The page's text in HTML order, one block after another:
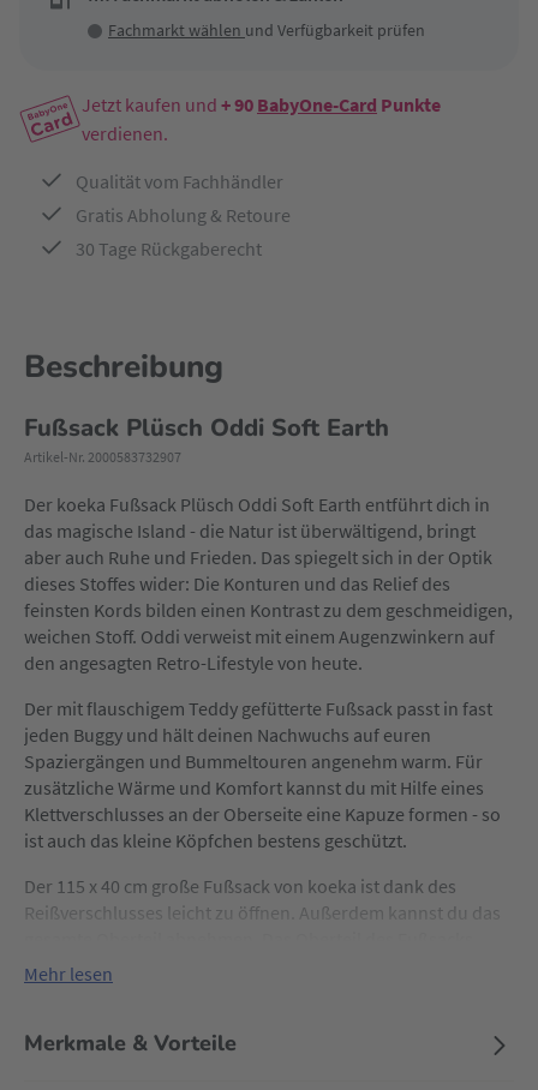
Fachmarkt wählen und Verfügbarkeit prüfen
Jetzt kaufen und + 90 BabyOne-Card Punkte
verdienen.
Qualität vom Fachhändler
Gratis Abholung & Retoure
30 Tage Rückgaberecht
Beschreibung
Fußsack Plüsch Oddi Soft Earth
Artikel-Nr. 2000583732907
Der koeka Fußsack Plüsch Oddi Soft Earth entführt dich in
das magische Island - die Natur ist überwältigend, bringt
aber auch Ruhe und Frieden. Das spiegelt sich in der Optik
dieses Stoffes wider: Die Konturen und das Relief des
feinsten Kords bilden einen Kontrast zu dem geschmeidigen,
weichen Stoff. Oddi verweist mit einem Augenzwinkern auf
den angesagten Retro-Lifestyle von heute.
Der mit flauschigem Teddy gefütterte Fußsack passt in fast
jeden Buggy und hält deinen Nachwuchs auf euren
Spaziergängen und Bummeltouren angenehm warm. Für
zusätzliche Wärme und Komfort kannst du mit Hilfe eines
Klettverschlusses an der Oberseite eine Kapuze formen - so
ist auch das kleine Köpfchen bestens geschützt.
Der 115 x 40 cm große Fußsack von koeka ist dank des
Reißverschlusses leicht zu öffnen. Außerdem kannst du das
kann auch im geschlossenen Zustand umgeschlagen und mit
Mehr lesen
Merkmale & Vorteile